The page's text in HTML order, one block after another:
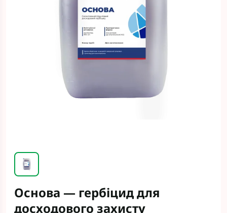
Основа — гербіцид для
досходового захисту